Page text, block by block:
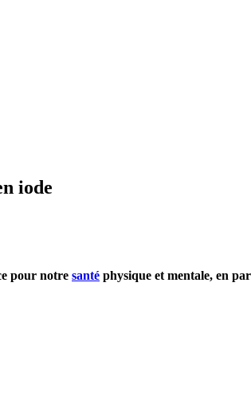
iode
pour notre santé physique et mentale, en